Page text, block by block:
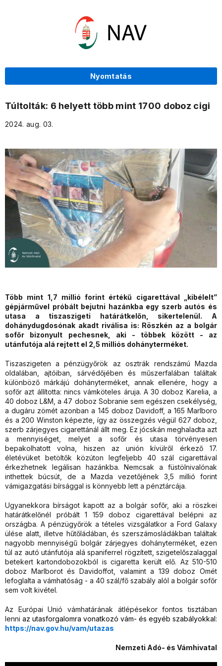
Nyomtatás
Túltolták: 6 helyett több mint 1700 doboz cigi
2024. aug. 03.
Több mint 1,7 millió forint értékű cigarettával „kibélelt”
gépjárművel próbált bejutni hazánkba egy szerb autós és
utasa a tiszaszigeti határátkelőn, sikertelenül. A
dohánydugdosónak akadt riválisa is: Röszkén az a bolgár
sofőr bizonyult pechesnek, aki - többek között - az
utánfutója alá rejtett el 2,5 milliós dohányterméket.
Tiszaszigeten a pénzügyőrök az osztrák rendszámú Mazda
oldalában, ajtóiban, sárvédőjében és műszerfalában találtak
különböző márkájú dohányterméket, annak ellenére, hogy a
sofőr azt állította: nincs vámköteles áruja. A 30 doboz Karelia, a
40 doboz L&M, a 47 doboz Sobranie sem egészen csekélység,
a dugáru zömét azonban a 145 doboz Davidoff, a 165 Marlboro
és a 200 Winston képezte, így az összegzés végül 627 doboz,
szerb zárjegyes cigarettánál állt meg. Ez jócskán meghaladta azt
a mennyiséget, melyet a sofőr és utasa törvényesen
bepakolhatott volna, hiszen az unión kívülről érkező 17.
életévüket betöltők közúton legfeljebb 40 szál cigarettával
érkezhetnek legálisan hazánkba. Nemcsak a füstölnivalónak
inthettek búcsút, de a Mazda vezetőjének 3,5 millió forint
vámigazgatási bírsággal is könnyebb lett a pénztárcája.
Ugyanekkora bírságot kapott az a bolgár sofőr, aki a röszkei
határátkelőnél próbált 1 159 doboz cigarettával belépni az
országba. A pénzügyőrök a tételes vizsgálatkor a Ford Galaxy
ülése alatt, illetve hűtőládában, és szerszámosládákban találtak
nagyobb mennyiségű bolgár zárjegyes dohányterméket, ezen
túl az autó utánfutója alá spaniferrel rögzített, szigetelőszalaggal
betekert kartondobozokból is cigaretta került elő. Az 510-510
doboz Marlborot és Davidoffot, valamint a 139 doboz Omét
lefoglalta a vámhatóság - a 40 szál/fő szabály alól a bolgár sofőr
sem volt kivétel.
Az Európai Unió vámhatárának átlépésekor fontos tisztában
lenni az utasforgalomra vonatkozó vám- és egyéb szabályokkal:
https://nav.gov.hu/vam/utazas
Nemzeti Adó- és Vámhivatal